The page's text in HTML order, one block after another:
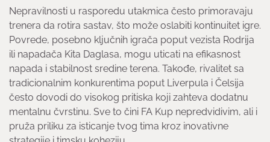
Nepravilnosti u rasporedu utakmica često primoravaju
trenera da rotira sastav, što može oslabiti kontinuitet igre.
Povrede, posebno ključnih igrača poput vezista Rodrija
ili napadača Kita Daglasa, mogu uticati na efikasnost
napada i stabilnost sredine terena. Takođe, rivalitet sa
tradicionalnim konkurentima poput Liverpula i Čelsija
često dovodi do visokog pritiska koji zahteva dodatnu
mentalnu čvrstinu. Sve to čini FA Kup nepredvidivim, ali i
pruža priliku za isticanje tvog tima kroz inovativne